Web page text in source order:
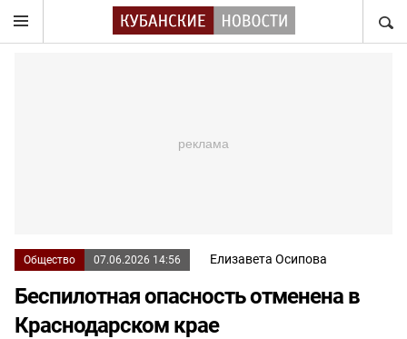
Общество 07.06.2026 14:56 Елизавета Осипова
Беспилотная опасность отменена в
Краснодарском крае